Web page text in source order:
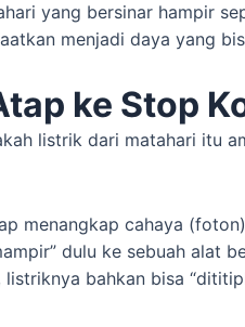
yang bersinar hampir
menjadi daya yang
ke Stop
listrik dari matahari itu
menangkap cahaya
dulu ke sebuah alat
bahkan bisa